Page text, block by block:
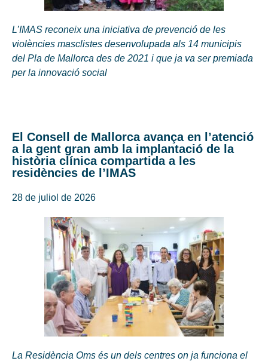
L’IMAS reconeix una iniciativa de prevenció de les
violències masclistes desenvolupada als 14 municipis
del Pla de Mallorca des de 2021 i que ja va ser premiada
per la innovació social
El Consell de Mallorca avança en l’atenció
a la gent gran amb la implantació de la
història clínica compartida a les
residències de l’IMAS
28 de juliol de 2026
La Residència Oms és un dels centres on ja funciona el